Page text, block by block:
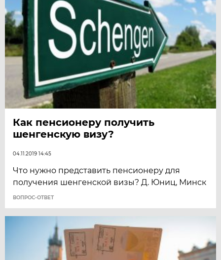
Как пенсионеру получить
шенгенскую визу?
04.11.2019 14:45
Что нужно представить пенсионеру для
получения шенгенской визы? Д. Юниц, Минск
ВОПРОС-ОТВЕТ